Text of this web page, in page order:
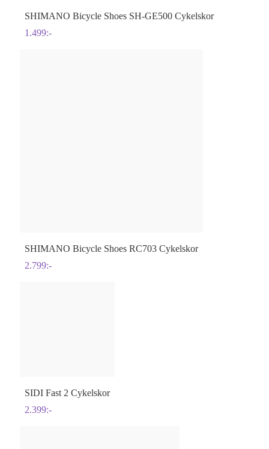
SHIMANO Bicycle Shoes SH-GE500 Cykelskor
1.499:-
SHIMANO Bicycle Shoes RC703 Cykelskor
2.799:-
SIDI Fast 2 Cykelskor
2.399:-